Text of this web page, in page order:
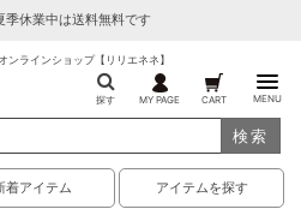
季休業中は送料無料です
ラインショップ【リリエネネ】
探す MY PAGE CART MENU
検索
着アイテム アイテムを探す